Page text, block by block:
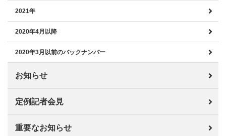
2021年
2020年4月以降
2020年3月以前のバックナンバー
お知らせ
定例記者会見
重要なお知らせ